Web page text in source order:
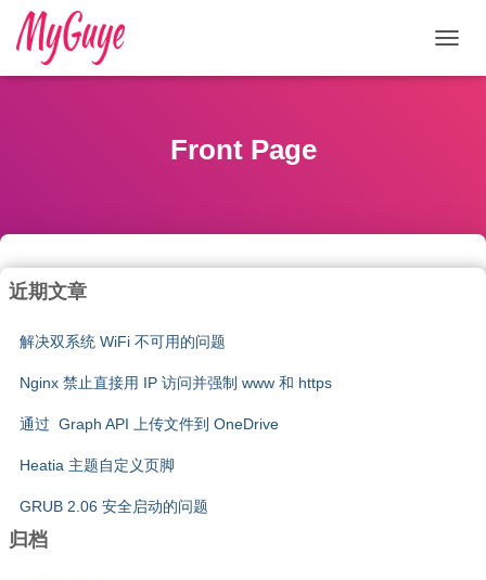
换
Front Page
近期文章
解决双系统 WiFi 不可用的问题
Nginx 禁止直接用 IP 访问并强制 www 和 https
通过 Graph API 上传文件到 OneDrive
Heatia 主题自定义页脚
GRUB 2.06 安全启动的问题
归档